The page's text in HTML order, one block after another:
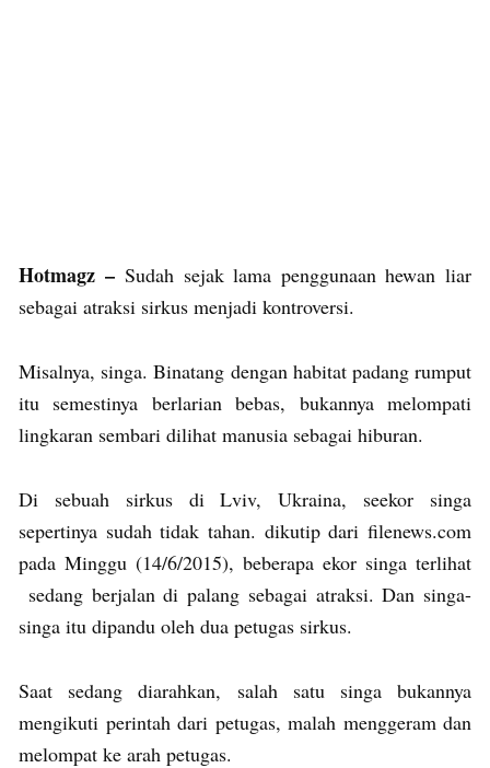
Hotmagz –Sudah sejak lama penggunaan hewan liar
sebagai atraksi sirkus menjadi kontroversi.
Misalnya, singa. Binatang dengan habitat padang rumput
itu semestinya berlarian bebas, bukannya melompati
lingkaran sembari dilihat manusia sebagai hiburan.
Di sebuah sirkus di Lviv, Ukraina, seekor singa
sepertinya sudah tidak tahan. dikutip dari filenews.com
pada Minggu (14/6/2015), beberapa ekor singa terlihat
sedang berjalan di palang sebagai atraksi. Dan singa-
singa itu dipandu oleh dua petugas sirkus.
Saat sedang diarahkan, salah satu singa bukannya
mengikuti perintah dari petugas, malah menggeram dan
melompat ke arah petugas.